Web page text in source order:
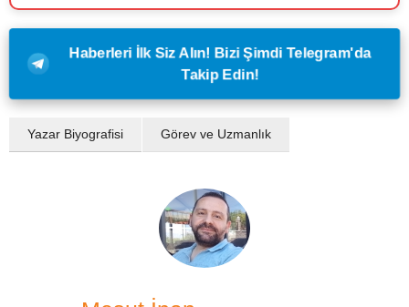
Haberleri İlk Siz Alın! Bizi Şimdi Telegram'da
Takip Edin!
Yazar Biyografisi Görev ve Uzmanlık